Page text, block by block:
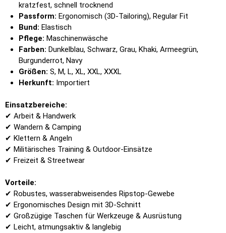
kratzfest, schnell trocknend
Passform: Ergonomisch (3D-Tailoring), Regular Fit
Bund: Elastisch
Pflege: Maschinenwäsche
Farben: Dunkelblau, Schwarz, Grau, Khaki, Armeegrün,
Burgunderrot, Navy
Größen: S, M, L, XL, XXL, XXXL
Herkunft: Importiert
Einsatzbereiche:
✔ Arbeit & Handwerk
✔ Wandern & Camping
✔ Klettern & Angeln
✔ Militärisches Training & Outdoor-Einsätze
✔ Freizeit & Streetwear
Vorteile:
✔ Robustes, wasserabweisendes Ripstop-Gewebe
✔ Ergonomisches Design mit 3D-Schnitt
✔ Großzügige Taschen für Werkzeuge & Ausrüstung
✔ Leicht, atmungsaktiv & langlebig